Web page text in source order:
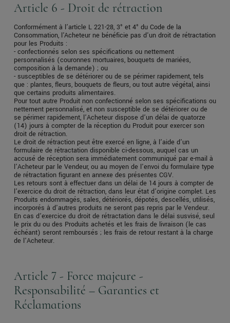
Article 6 - Droit de rétraction
Conformément à l’article L 221-28, 3° et 4° du Code de la
Consommation, l'Acheteur ne bénéficie pas d'un droit de rétractation
pour les Produits :
- confectionnés selon ses spécifications ou nettement
personnalisés (couronnes mortuaires, bouquets de mariées,
composition à la demande) ; ou
- susceptibles de se détériorer ou de se périmer rapidement, tels
que : plantes, fleurs, bouquets de fleurs, ou tout autre végétal, ainsi
que certains produits alimentaires.
Pour tout autre Produit non confectionné selon ses spécifications ou
nettement personnalisé, et non susceptible de se détériorer ou de
se périmer rapidement, l’Acheteur dispose d’un délai de quatorze
(14) jours à compter de la réception du Produit pour exercer son
droit de rétraction.
Le droit de rétraction peut être exercé en ligne, à l’aide d’un
formulaire de rétractation disponible ci-dessous, auquel cas un
accusé de réception sera immédiatement communiqué par e-mail à
l’Acheteur par le Vendeur, ou au moyen de l'envoi du formulaire type
de rétractation figurant en annexe des présentes CGV.
Les retours sont à effectuer dans un délai de 14 jours à compter de
l’exercice du droit de rétraction, dans leur état d’origine complet. Les
Produits endommagés, sales, détériorés, dépotés, descellés, utilisés,
incorporés à d'autres produits ne seront pas repris par le Vendeur.
En cas d’exercice du droit de rétractation dans le délai susvisé, seul
le prix du ou des Produits achetés et les frais de livraison (le cas
échéant) seront remboursés ; les frais de retour restant à la charge
de l’Acheteur.
Article 7 - Force majeure -
Responsabilité – Garanties et
Réclamations